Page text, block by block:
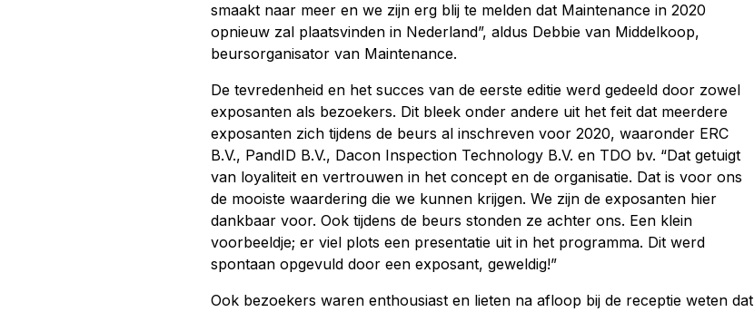
smaakt naar meer en we zijn erg blij te melden dat Maintenance in 2020
opnieuw zal plaatsvinden in Nederland”, aldus Debbie van Middelkoop,
beursorganisator van Maintenance.
De tevredenheid en het succes van de eerste editie werd gedeeld door zowel
exposanten als bezoekers. Dit bleek onder andere uit het feit dat meerdere
exposanten zich tijdens de beurs al inschreven voor 2020, waaronder ERC
B.V., PandID B.V., Dacon Inspection Technology B.V. en TDO bv. “Dat getuigt
van loyaliteit en vertrouwen in het concept en de organisatie. Dat is voor ons
de mooiste waardering die we kunnen krijgen. We zijn de exposanten hier
dankbaar voor. Ook tijdens de beurs stonden ze achter ons. Een klein
voorbeeldje; er viel plots een presentatie uit in het programma. Dit werd
spontaan opgevuld door een exposant, geweldig!”
Ook bezoekers waren enthousiast en lieten na afloop bij de receptie weten dat